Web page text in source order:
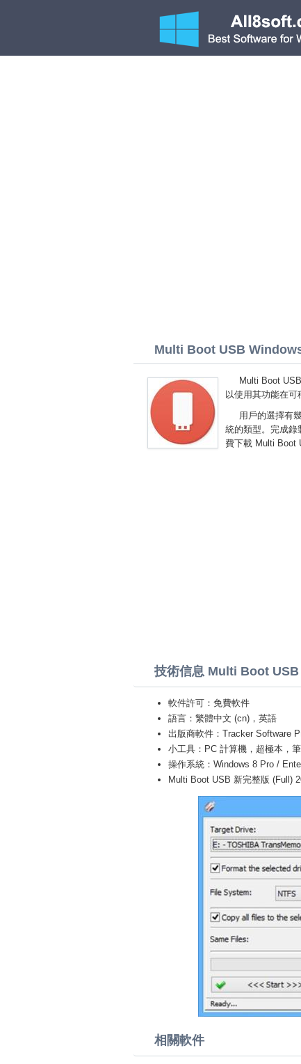
Multi Boot USB
Multi Boot
以使用其功能在可
用戶的選擇有
統的類型。完成錄
費下載 Multi Boot
技術信息 Multi Boot USB
軟件許可：免費軟件
語言：繁體中文 (cn)，英語
出版商軟件：Tracker Software
小工具：PC 計算機，超極本，
操作系統：Windows 8 Pro /
Multi Boot USB 新完整版 (Full)
相關軟件